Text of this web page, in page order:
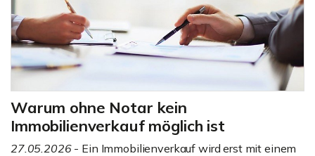
Warum ohne Notar kein
Immobilienverkauf möglich ist
27.05.2026- Ein Immobilienverkauf wird erst mit einem